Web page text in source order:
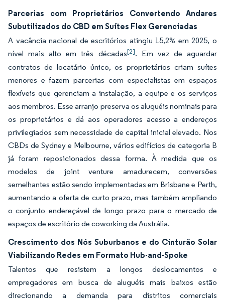
Parcerias com Proprietários Convertendo Andares
Subutilizados do CBD em Suítes Flex Gerenciadas
A vacância nacional de escritórios atingiu 15,2% em 2025, o
nível mais alto em três décadas[2]. Em vez de aguardar
contratos de locatário único, os proprietários criam suítes
menores e fazem parcerias com especialistas em espaços
flexíveis que gerenciam a instalação, a equipe e os serviços
aos membros. Esse arranjo preserva os aluguéis nominais para
os proprietários e dá aos operadores acesso a endereços
privilegiados sem necessidade de capital inicial elevado. Nos
CBDs de Sydney e Melbourne, vários edifícios de categoria B
já foram reposicionados dessa forma. À medida que os
modelos de joint venture amadurecem, conversões
semelhantes estão sendo implementadas em Brisbane e Perth,
aumentando a oferta de curto prazo, mas também ampliando
o conjunto endereçável de longo prazo para o mercado de
espaços de escritório de coworking da Austrália.
Crescimento dos Nós Suburbanos e do Cinturão Solar
Viabilizando Redes em Formato Hub-and-Spoke
Talentos que resistem a longos deslocamentos e
empregadores em busca de aluguéis mais baixos estão
direcionando a demanda para distritos comerciais